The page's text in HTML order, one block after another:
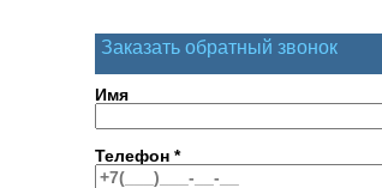
Заказать обратный звонок
Имя
Телефон *